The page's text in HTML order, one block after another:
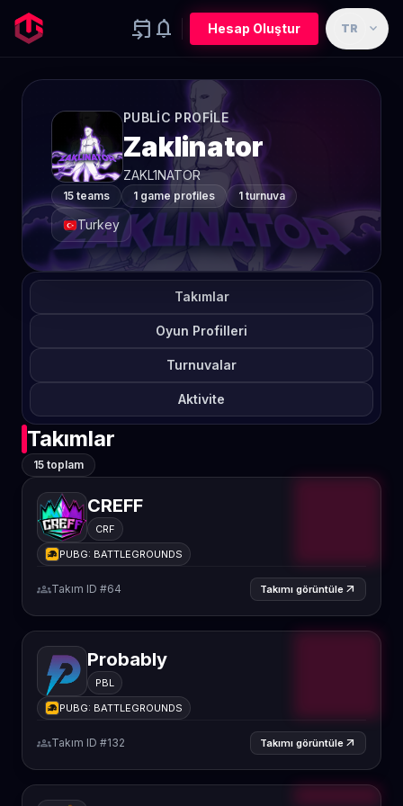
event_upcoming notifications Hesap Oluştur TR expand_more
PUBLIC PROFILE
Zaklinator
ZAKL1NATOR
15 teams 1 game profiles 1 turnuva
Turkey
Takımlar
Oyun Profilleri
Turnuvalar
Aktivite
Takımlar
15 toplam
CREFF
CRF
PUBG: BATTLEGROUNDS
groupsTakım ID #64 Takımı görüntüle arrow_outward
Probably
PBL
PUBG: BATTLEGROUNDS
groupsTakım ID #132 Takımı görüntüle arrow_outward